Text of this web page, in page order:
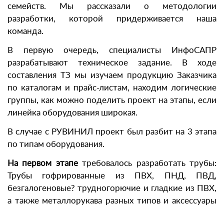
семейств. Мы рассказали о методологии
разработки, которой придерживается наша
команда.
В первую очередь, специалисты ИнфоСАПР
разрабатывают техническое задание. В ходе
составления ТЗ мы изучаем продукцию Заказчика
по каталогам и прайс-листам, находим логические
группы, как можно поделить проект на этапы, если
линейка оборудования широкая.
В случае с РУВИНИЛ проект был разбит на 3 этапа
по типам оборудования.
На первом этапетребовалось разработать трубы:
Трубы гофрированные из ПВХ, ПНД, ПВД,
безгалогеновые? трудногорючие и гладкие из ПВХ,
а также металлорукава разных типов и аксессуары